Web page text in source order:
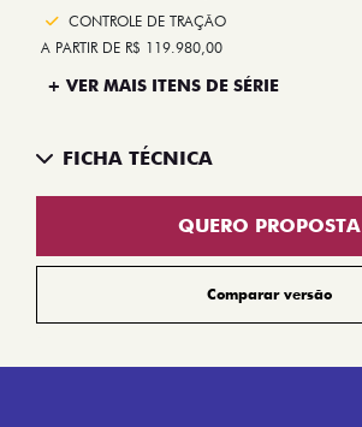
CONTROLE DE TRAÇÃO
A PARTIR DE R$ 119.980,00
+ VER MAIS ITENS DE SÉRIE
FICHA TÉCNICA
QUERO PROPOSTA
Comparar versão